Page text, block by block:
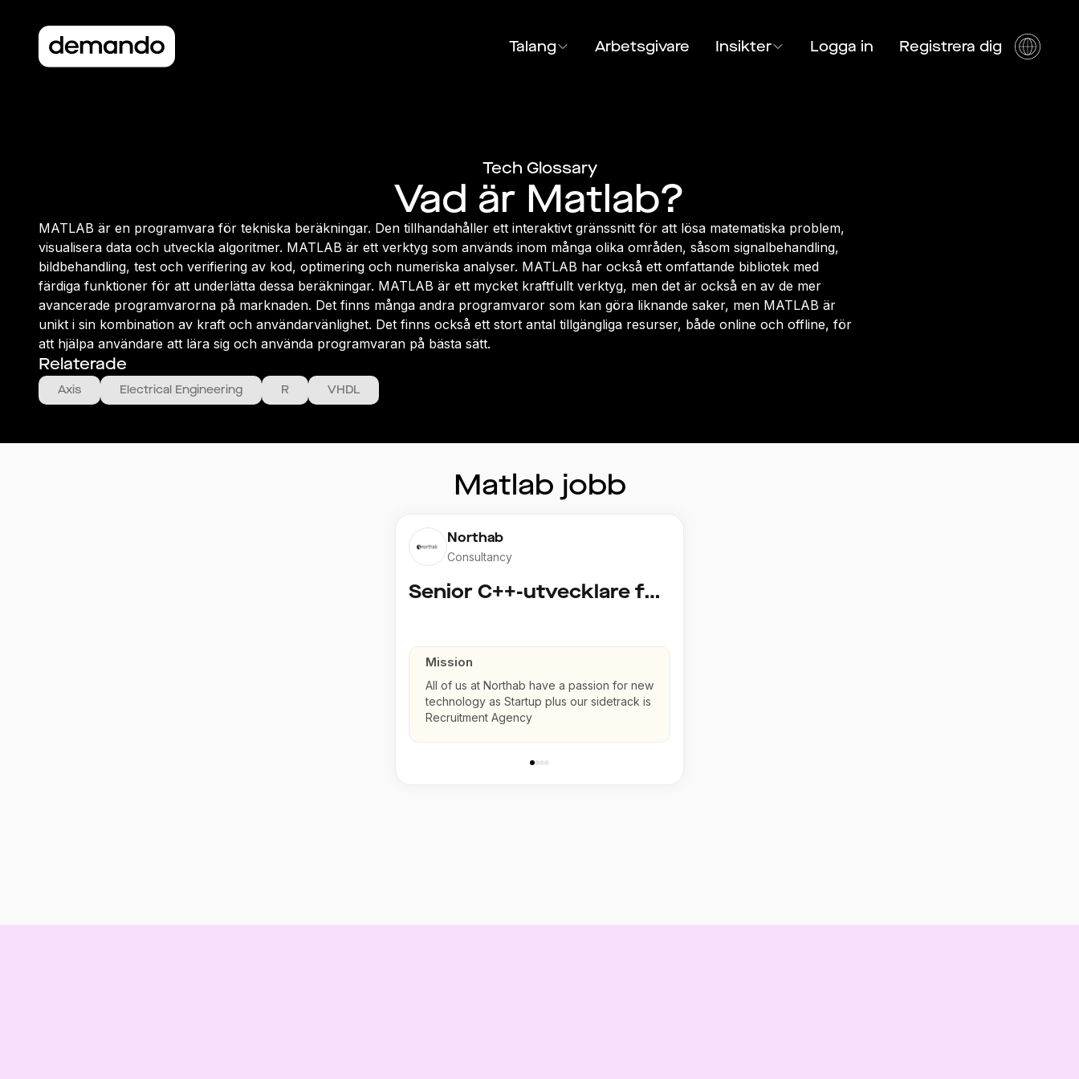
Talang Arbetsgivare Insikter Logga in Registrera dig
Tech Glossary
Vad är Matlab?
MATLAB är en programvara för tekniska beräkningar. Den tillhandahåller ett interaktivt gränssnitt för att lösa matematiska problem,
visualisera data och utveckla algoritmer. MATLAB är ett verktyg som används inom många olika områden, såsom signalbehandling,
bildbehandling, test och verifiering av kod, optimering och numeriska analyser. MATLAB har också ett omfattande bibliotek med
färdiga funktioner för att underlätta dessa beräkningar. MATLAB är ett mycket kraftfullt verktyg, men det är också en av de mer
avancerade programvarorna på marknaden. Det finns många andra programvaror som kan göra liknande saker, men MATLAB är
unikt i sin kombination av kraft och användarvänlighet. Det finns också ett stort antal tillgängliga resurser, både online och offline, för
att hjälpa användare att lära sig och använda programvaran på bästa sätt.
Relaterade
Axis Electrical Engineering R VHDL
Matlab jobb
Northab
Consultancy
Senior C++-utvecklare för uppdrag hos Volvo
Mission
All of us at Northab have a passion for new
technology as Startup plus our sidetrack is
Recruitment Agency